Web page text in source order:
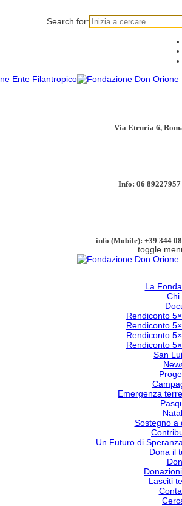
Search for:
Via Etruria 6,
Info: 06 89227957
info (Mobile): +39 344
toggle
La
Chi
Rendiconto
Rendiconto
Rendiconto
Rendiconto
San
Emergenza
Sostegno a
Un Futuro di
Dona il
Lasciti